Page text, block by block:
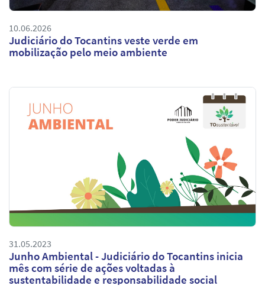
10.06.2026
Judiciário do Tocantins veste verde em
mobilização pelo meio ambiente
31.05.2023
Junho Ambiental - Judiciário do Tocantins inicia
mês com série de ações voltadas à
sustentabilidade e responsabilidade social